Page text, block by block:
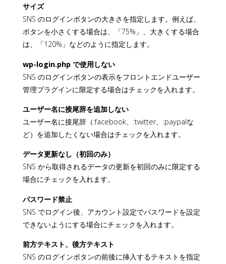
サイズ
SNS のログインボタンの大きさを指定します。例えば、
ボタンを小さくする場合は、「75%」、大きくする場合
は、「120%」などのように指定します。
wp-login.php で使用しない
SNS のログインボタンの表示をフロントエンドユーザー
管理プラグインに限定する場合はチェックを入れます。
ユーザー名に接尾辞を追加しない
ユーザー名に接尾辞（:facebook、:twitter、:paypalな
ど）を追加したくない場合はチェックを入れます。
データ更新なし（初回のみ）
SNS から取得されるデータの更新を初回のみに限定する
場合にチェックを入れます。
パスワード禁止
SNS でログイン後、アカウント設定でパスワードを設定
できないようにする場合にチェックを入れます。
前方テキスト、後方テキスト
SNS のログインボタンの前後に挿入するテキストを指定